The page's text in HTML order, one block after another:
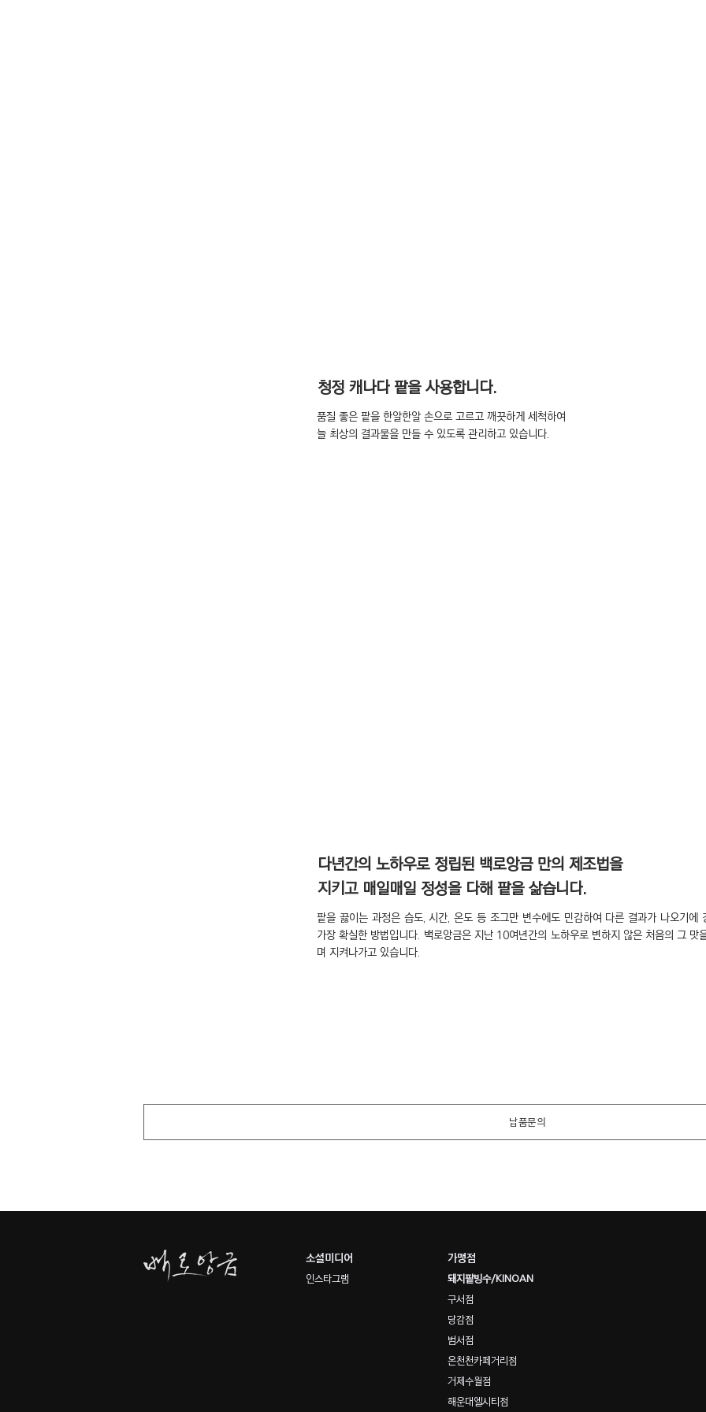
​청정 캐나다 팥을 사용합니다.
품질 좋은 팥을 한알한알 손으로 고르고 깨끗하게 세척하여
​늘 최상의 결과물을 만들 수 있도록 관리하고 있습니다.
​다년간의 노하우로 정립된 백로앙금 만의 제조법을
지키고 ​매일매일 정성을 다해 팥을 삶습니다.
팥을 끓이는 과정은 습도, 시간, 온도 등 조그만 변수에도 민감하여 다른 결과가 나오기에
가장 확실한 방법입니다. 백로앙금은 지난 10여년간의 노하우로 변하지 않은 처음의 그 맛
며 지켜나가고 있습니다.
납품문의
​소셜미디어
인스타그램
​가맹점
돼지팥빙수​/KINOAN
구서점
당감점
범서점
온천천카페거리점
거제수월점
해운대엘시티점